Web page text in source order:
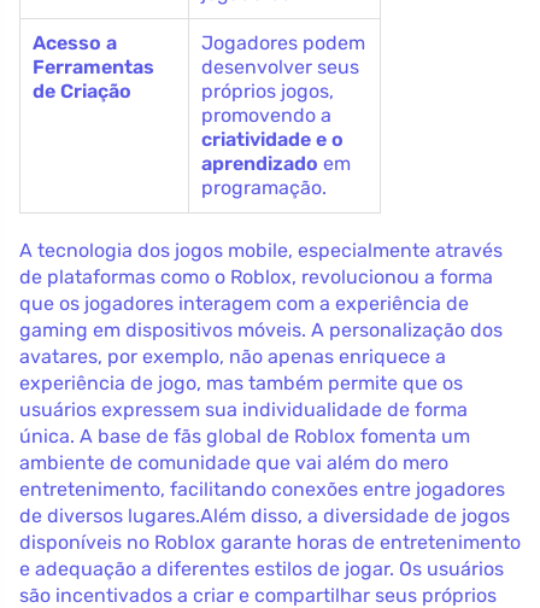
Acesso a
Ferramentas
de Criação
Jogadores podem
desenvolver seus
próprios jogos,
promovendo a
criatividade e o
aprendizado em
programação.
A tecnologia dos jogos mobile, especialmente através
de plataformas como o Roblox, revolucionou a forma
que os jogadores interagem com a experiência de
gaming em dispositivos móveis. A personalização dos
avatares, por exemplo, não apenas enriquece a
experiência de jogo, mas também permite que os
usuários expressem sua individualidade de forma
única. A base de fãs global de Roblox fomenta um
ambiente de comunidade que vai além do mero
entretenimento, facilitando conexões entre jogadores
de diversos lugares.Além disso, a diversidade de jogos
disponíveis no Roblox garante horas de entretenimento
e adequação a diferentes estilos de jogar. Os usuários
são incentivados a criar e compartilhar seus próprios